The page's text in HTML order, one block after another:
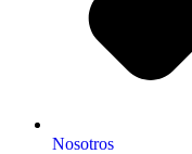
Nosotros